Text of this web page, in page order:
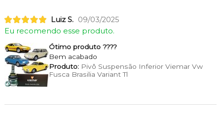
Luiz S. 09/03/2025
Eu recomendo esse produto.
Ótimo produto ????
Bem acabado
Produto:Pivô Suspensão Inferior Viemar Vw
Fusca Brasilia Variant Tl